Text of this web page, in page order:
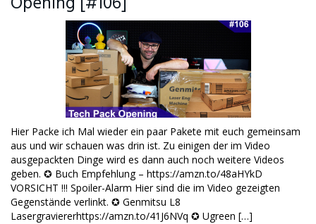
Hier Packe ich Mal wieder ein paar Pakete mit euch gemeinsam
aus und wir schauen was drin ist. Zu einigen der im Video
ausgepackten Dinge wird es dann auch noch weitere Videos
geben. ✪ Buch Empfehlung – https://amzn.to/48aHYkD
VORSICHT !!! Spoiler-Alarm Hier sind die im Video gezeigten
Gegenstände verlinkt. ✪ Genmitsu L8
Lasergraviererhttps://amzn.to/41J6NVq ✪ Ugreen […]